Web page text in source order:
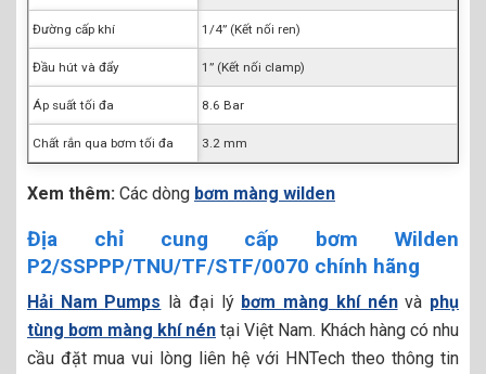
Đường cấp khí 1/4” (Kết nối ren)
Đầu hút và đẩy 1” (Kết nối clamp)
Áp suất tối đa 8.6 Bar
Chất rắn qua bơm tối đa 3.2 mm
Xem thêm: Các dòng bơm màng wilden​
Địa chỉ cung cấp bơm Wilden
P2/SSPPP/TNU/TF/STF/0070 chính hãng
Hải Nam Pumps là đại lý bơm màng khí nénvà phụ
tùng bơm màng khí nén tại Việt Nam. Khách hàng có nhu
cầu đặt mua vui lòng liên hệ với HNTech theo thông tin